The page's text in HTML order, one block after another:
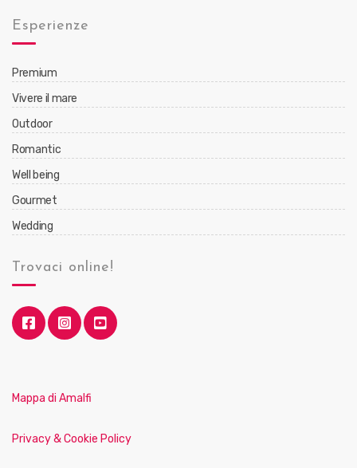
Esperienze
Premium
Vivere il mare
Outdoor
Romantic
Well being
Gourmet
Wedding
Trovaci online!
Mappa di Amalfi
Privacy & Cookie Policy